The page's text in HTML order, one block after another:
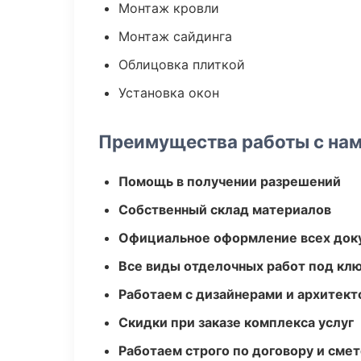
Монтаж кровли
Монтаж сайдинга
Облицовка плиткой
Установка окон
Преимущества работы с
Помощь в получении разрешений
Собственный склад материалов
Официальное оформление всех
Все виды отделочных работ под
Работаем с дизайнерами и
Скидки при заказе комплекса услуг
Работаем строго по договору и